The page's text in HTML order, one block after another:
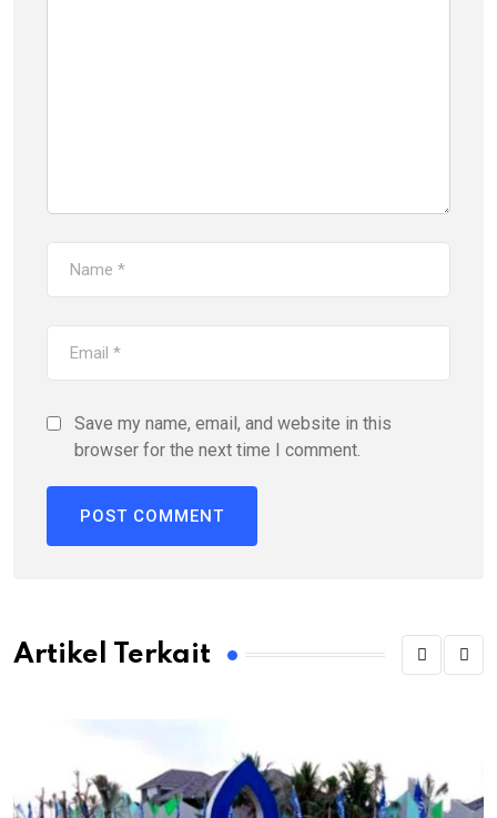
Save my name, email, and website in this
browser for the next time I comment.
Artikel Terkait